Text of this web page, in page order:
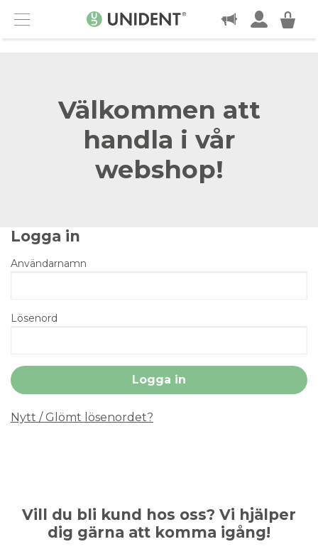
Menu
KONTAKT
Välkommen att
handla i vår
webshop!
Logga in
Användarnamn
Lösenord
Nytt / Glömt lösenordet?
Vill du bli kund hos oss? Vi hjälper
dig gärna att komma igång!